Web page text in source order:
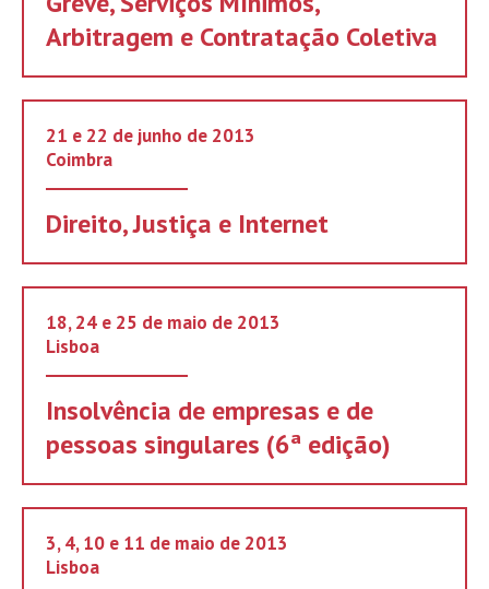
Arbitragem e Contratação Coletiva
21 e 22 de junho de 2013
Coimbra
Direito, Justiça e Internet
18, 24 e 25 de maio de 2013
Lisboa
Insolvência de empresas e de
pessoas singulares (6ª edição)
3, 4, 10 e 11 de maio de 2013
Lisboa